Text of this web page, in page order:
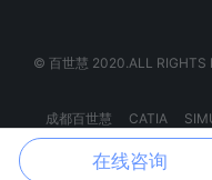
© 百世慧 2020.ALL RIGHTS
成都百世慧 CATIA
BIOVIA
EXALEAD
在线咨询